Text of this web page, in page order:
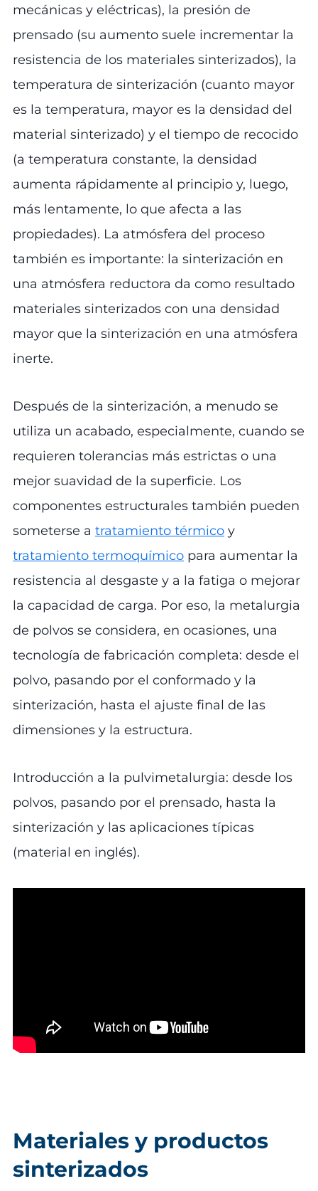
mecánicas y eléctricas), la presión de
prensado (su aumento suele incrementar la
resistencia de los materiales sinterizados), la
temperatura de sinterización (cuanto mayor
es la temperatura, mayor es la densidad del
material sinterizado) y el tiempo de recocido
(a temperatura constante, la densidad
aumenta rápidamente al principio y, luego,
más lentamente, lo que afecta a las
propiedades). La atmósfera del proceso
también es importante: la sinterización en
una atmósfera reductora da como resultado
materiales sinterizados con una densidad
mayor que la sinterización en una atmósfera
inerte.
Después de la sinterización, a menudo se
utiliza un acabado, especialmente, cuando se
requieren tolerancias más estrictas o una
mejor suavidad de la superficie. Los
componentes estructurales también pueden
someterse a tratamiento térmico y
tratamiento termoquímico para aumentar la
resistencia al desgaste y a la fatiga o mejorar
la capacidad de carga. Por eso, la metalurgia
de polvos se considera, en ocasiones, una
tecnología de fabricación completa: desde el
polvo, pasando por el conformado y la
sinterización, hasta el ajuste final de las
dimensiones y la estructura.
Introducción a la pulvimetalurgia: desde los
polvos, pasando por el prensado, hasta la
sinterización y las aplicaciones típicas
(material en inglés).
Materiales y productos
sinterizados